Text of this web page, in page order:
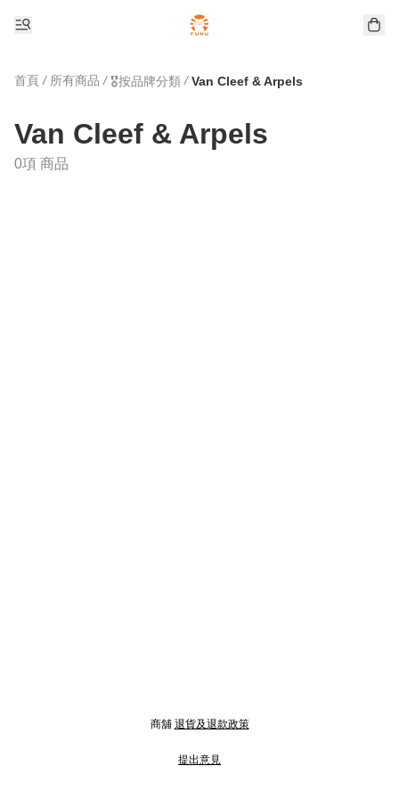
首頁 / 所有商品 / 🎖️按品牌分類 / Van Cleef & Arpels
Van Cleef & Arpels
0項 商品
商舖 退貨及退款政策
提出意見